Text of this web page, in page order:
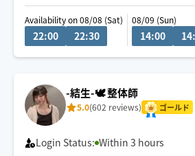
日々の癒し、自分へのご褒美時間に
🌻絶妙な力加減で施術させて頂きます
なる極上の癒しの時間を提供させて
是非1度お任せ下さいませ🌠
ご予約お待ちしております♪
Availability on 08/08 (Sat)
22:00 22:30
08/09 (Sun)
14:00
-結生-🕊 整体師
5.0(602 reviews) ゴールド
Login Status: Within 3 hours